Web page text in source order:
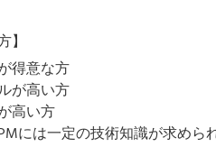
得意な方
が高い方
高い方
には一定の技術知識が求めら